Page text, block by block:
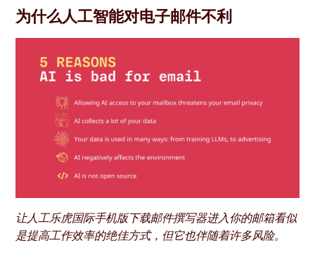
为什么人工智能对电子邮件不利
让人工乐虎国际手机版下载邮件撰写器进入你的邮箱看似
是提高工作效率的绝佳方式，但它也伴随着许多风险。